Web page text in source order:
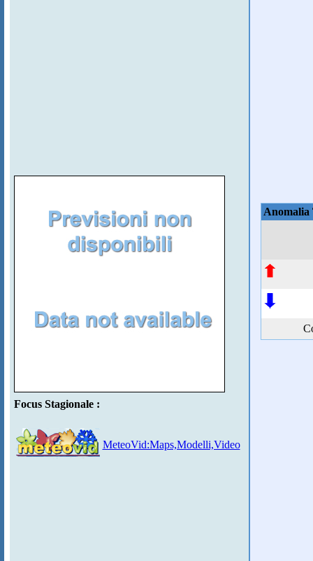
Focus Stagionale :
MeteoVid:Maps,Modelli,Video
Anomalia